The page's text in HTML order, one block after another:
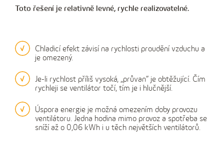
Toto řešení je relativně levné, rychle realizovatelné.
Chladicí efekt závisí na rychlosti proudění vzduchu a
je omezený.
Je-li rychlost příliš vysoká, „průvan“ je obtěžující. Čím
rychleji se ventilátor točí, tím je i hlučnější.
Úspora energie je možná omezením doby provozu
ventilátoru. Jedna hodina mimo provoz a spotřeba se
sníží až o 0,06 kWh i u těch největších ventilátorů.